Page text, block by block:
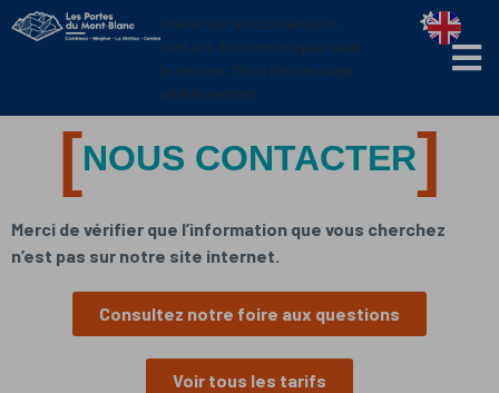
Panneau de gestion des cookiesUne erreur est survenue en
tentant de communiquer avec
le serveur. Merci de réessayer
ultérieurement
NOUS CONTACTER
Merci de vérifier que l’information que vous cherchez
n’est pas sur notre site internet.
Consultez notre foire aux questions
Voir tous les tarifs